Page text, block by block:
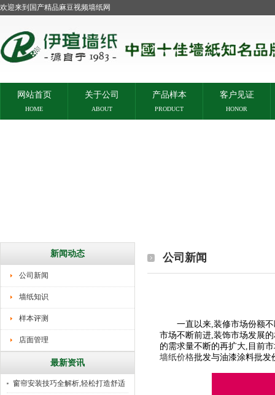
欢迎来到国产精品麻豆视频墙纸网
网站首页
HOME
关于公司
ABOUT
产品样本
PRODUCT
客户见证
HONOR
新闻动态
公司新闻
墙纸知识
样本评测
店面管理
最新资讯
窗帘安装技巧全解析,轻松打造舒适
公司新闻
一直以来,装修市场份额不
市场不断前进,装饰市场发展的
的需求量不断的再扩大,目前
墙纸价格批发与油漆涂料批发